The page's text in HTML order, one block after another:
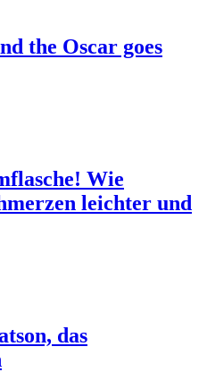
the Oscar goes
Wie
leichter und
das